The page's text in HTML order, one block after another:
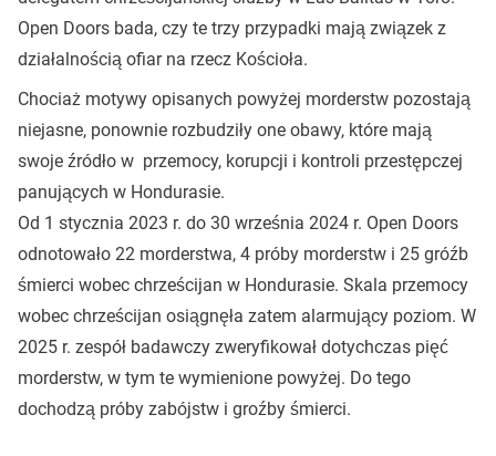
Open Doors bada, czy te trzy przypadki mają związek z
działalnością ofiar na rzecz Kościoła.
Chociaż motywy opisanych powyżej morderstw pozostają
niejasne, ponownie rozbudziły one obawy, które mają
swoje źródło w przemocy, korupcji i kontroli przestępczej
panujących w Hondurasie.
Od 1 stycznia 2023 r. do 30 września 2024 r. Open Doors
odnotowało 22 morderstwa, 4 próby morderstw i 25 gróźb
śmierci wobec chrześcijan w Hondurasie. Skala przemocy
wobec chrześcijan osiągnęła zatem alarmujący poziom. W
2025 r. zespół badawczy zweryfikował dotychczas pięć
morderstw, w tym te wymienione powyżej. Do tego
dochodzą próby zabójstw i groźby śmierci.